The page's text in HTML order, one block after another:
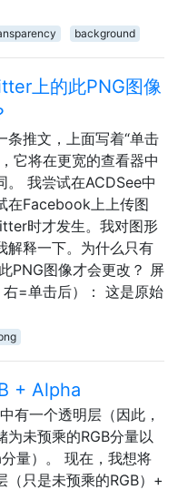
background
上的此PNG图像
条推文，上面写着“单击
它将在更宽的查看器中
。 我尝试在ACDSee中
在Facebook上上传图
时才发生。我对图形
解释一下。为什么只有
PNG图像才会更改？ 屏
=单击后）： 这是原始
+ Alpha
有一个透明层（因此，
未预乘的RGB分量以
量）。 现在，我想将
（只是未预乘的RGB）+